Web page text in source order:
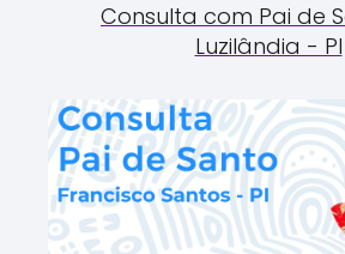
Consulta com Pai de
Luzilândia - PI